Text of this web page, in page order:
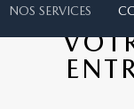
NOS SERVICES